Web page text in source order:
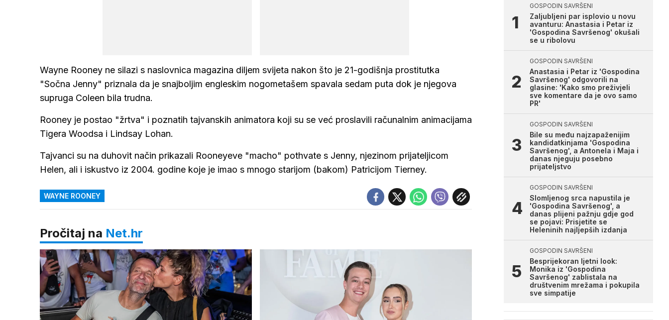
Wayne Rooney ne silazi s naslovnica magazina diljem svijeta nakon što je 21-godišnja prostitutka
"Sočna Jenny" priznala da je snajboljim engleskim nogometašem spavala sedam puta dok je njegova
supruga Coleen bila trudna.
Rooney je postao "žrtva" i poznatih tajvanskih animatora koji su se već proslavili računalnim animacijama
Tigera Woodsa i Lindsay Lohan.
Tajvanci su na duhovit način prikazali Rooneyeve "macho" pothvate s Jenny, njezinom prijateljicom
Helen, ali i iskustvo iz 2004. godine koje je imao s mnogo starijom (bakom) Patricijom Tierney.
WAYNE ROONEY
Pročitaj na Net.hr
GOSPODIN SAVRŠENI
Zaljubljeni par isplovio u novu
avanturu: Anastasia i Petar iz
'Gospodina Savršenog' okušali
se u ribolovu
GOSPODIN SAVRŠENI
Anastasia i Petar iz 'Gospodina
Savršenog' odgovorili na
glasine: 'Kako smo preživjeli
sve komentare da je ovo samo
PR'
GOSPODIN SAVRŠENI
Bile su među najzapaženijim
kandidatkinjama 'Gospodina
Savršenog', a Antonela i Maja i
danas njeguju posebno
prijateljstvo
GOSPODIN SAVRŠENI
Slomljenog srca napustila je
'Gospodina Savršenog', a
danas plijeni pažnju gdje god
se pojavi: Prisjetite se
Heleninih najljepših izdanja
GOSPODIN SAVRŠENI
Besprijekoran ljetni look:
Monika iz 'Gospodina
Savršenog' zablistala na
društvenim mrežama i pokupila
sve simpatije